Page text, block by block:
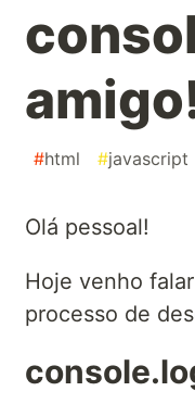
#html #javascript
Olá pessoal!
Hoje venho
processo de